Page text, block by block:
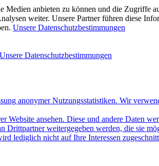
anbieten zu können und die Zugriffe
weiter. Unsere Partner führen diese
Unsere Datenschutzbestimmungen
Unsere Datenschutzbestimmungen
anonymer Nutzungsstatistiken. Wir
Website ansehen. Diese und andere Daten
weitergegeben werden, die sie
lediglich nicht auf Ihre Interessen